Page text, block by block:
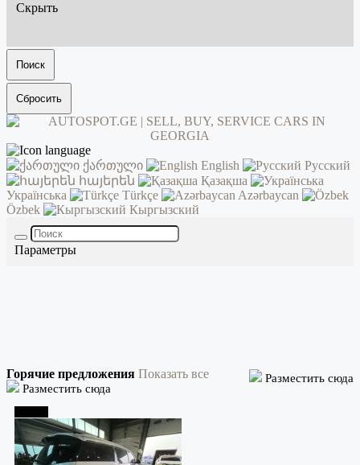
Скрыть
Поиск
Сбросить
ქართული English
Русский
հայերեն
Қазақша
Українська
Türkçe
Azərbaycan
Özbek
Кыргызский
Параметры
Горячие предложения Показать все
Разместить сюда
Разместить сюда